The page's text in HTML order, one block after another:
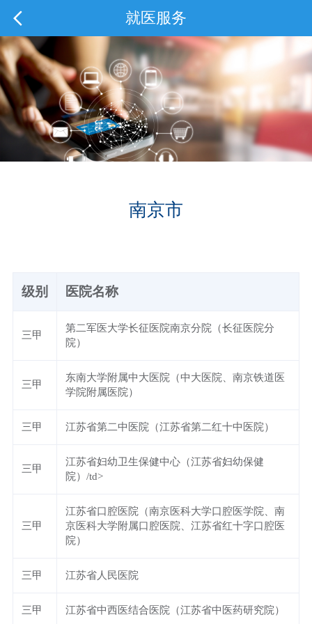
就医服务
南京市
级别 医院名称
三甲
第二军医大学长征医院南京分院（长征医院分
院）
三甲
东南大学附属中大医院（中大医院、南京铁道医
学院附属医院）
三甲 江苏省第二中医院（江苏省第二红十中医院）
三甲
江苏省妇幼卫生保健中心（江苏省妇幼保健
院）/td>
三甲
江苏省口腔医院（南京医科大学口腔医学院、南
京医科大学附属口腔医院、江苏省红十字口腔医
院）
三甲 江苏省人民医院
三甲 江苏省中西医结合医院（江苏省中医药研究院）